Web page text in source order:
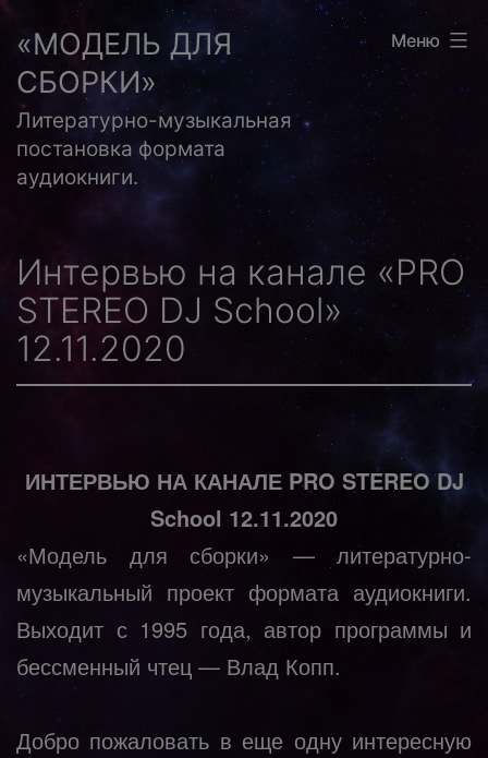
Перейти
содержимому
«МОДЕЛЬ ДЛЯ
СБОРКИ»
Литературно-музыкальная
постановка формата
аудиокниги.
Меню
Интервью на канале «PRO
STEREO DJ School»
12.11.2020
ИНТЕРВЬЮ НА КАНАЛЕ PRO STEREO DJ
School 12.11.2020
«Модель для сборки» — литературно-
музыкальный проект формата аудиокниги.
Выходит с 1995 года, автор программы и
бессменный чтец — Влад Копп.
Добро пожаловать в еще одну интересную